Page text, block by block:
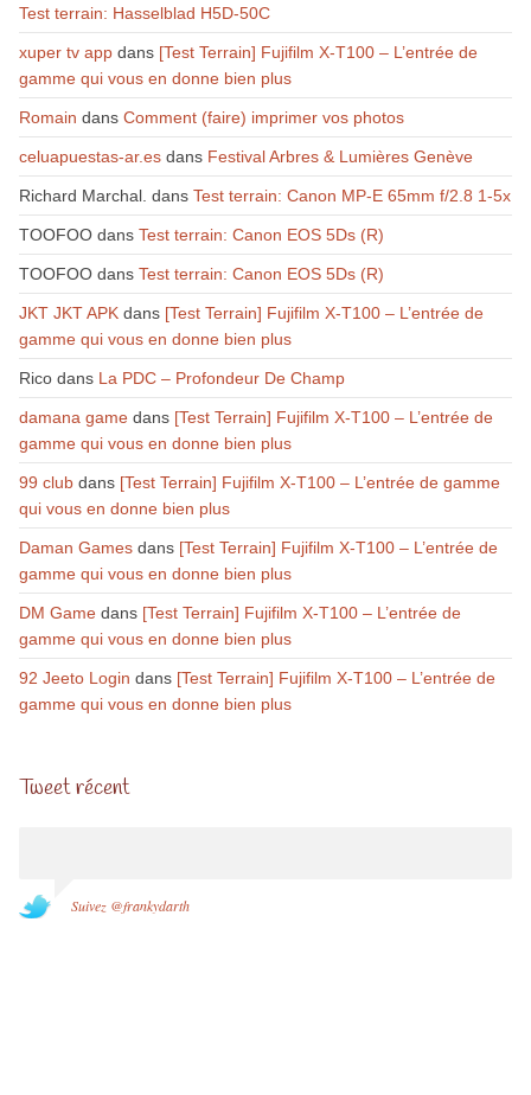
Test terrain: Hasselblad H5D-50C
xuper tv appdans [Test Terrain] Fujifilm X-T100 – L’entrée de
gamme qui vous en donne bien plus
Romain dans Comment (faire) imprimer vos photos
celuapuestas-ar.esdans Festival Arbres & Lumières Genève
Richard Marchal. dans Test terrain: Canon MP-E 65mm f/2.8 1-5x
TOOFOOdans Test terrain: Canon EOS 5Ds (R)
TOOFOOdans Test terrain: Canon EOS 5Ds (R)
JKT JKT APKdans [Test Terrain] Fujifilm X-T100 – L’entrée de
gamme qui vous en donne bien plus
Ricodans La PDC – Profondeur De Champ
damana gamedans [Test Terrain] Fujifilm X-T100 – L’entrée de
gamme qui vous en donne bien plus
99 clubdans [Test Terrain] Fujifilm X-T100 – L’entrée de gamme
qui vous en donne bien plus
Daman Gamesdans [Test Terrain] Fujifilm X-T100 – L’entrée de
gamme qui vous en donne bien plus
DM Gamedans [Test Terrain] Fujifilm X-T100 – L’entrée de
gamme qui vous en donne bien plus
92 Jeeto Login dans [Test Terrain] Fujifilm X-T100 – L’entrée de
gamme qui vous en donne bien plus
Tweet récent
Suivez @frankydarth